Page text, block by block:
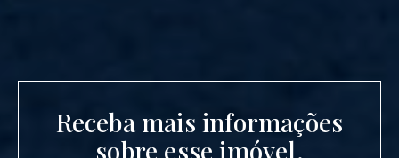
Receba mais informações
sobre esse imóvel.